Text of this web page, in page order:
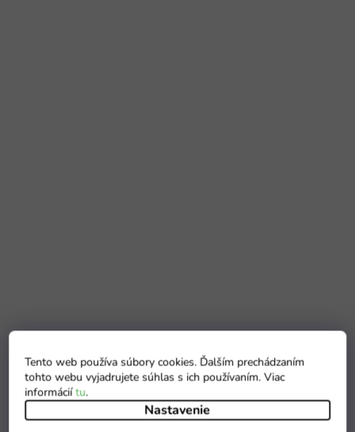
Tento web používa súbory cookies. Ďalším prechádzaním
tohto webu vyjadrujete súhlas s ich používaním. Viac
informáciítu.
Nastavenie